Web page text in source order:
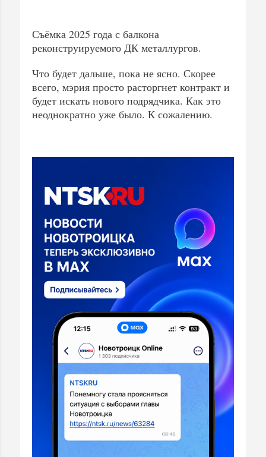
Съёмка 2025 года с балкона
реконструируемого ДК металлургов.
Что будет дальше, пока не ясно. Скорее
всего, мэрия просто расторгнет контракт и
будет искать нового подрядчика. Как это
неоднократно уже было. К сожалению.